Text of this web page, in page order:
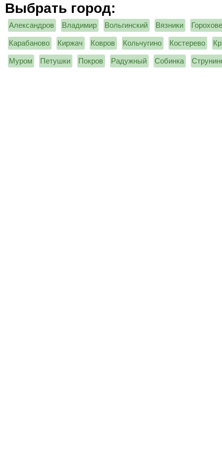
Выбрать город:
Александров Владимир Вольгинский Вязники
Карабаново Киржач Ковров Кольчугино Костерево
Муром Петушки Покров Радужный Собинка